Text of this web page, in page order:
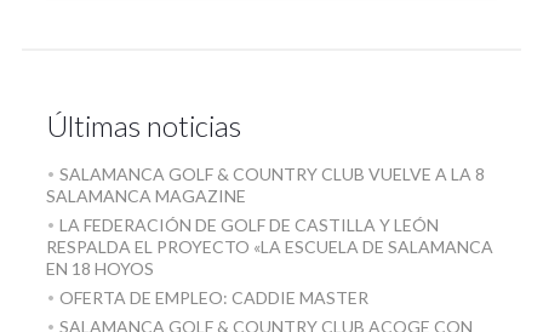
Últimas noticias
SALAMANCA GOLF & COUNTRY CLUB VUELVE A LA 8
SALAMANCA MAGAZINE
LA FEDERACIÓN DE GOLF DE CASTILLA Y LEÓN
RESPALDA EL PROYECTO «LA ESCUELA DE SALAMANCA
EN 18 HOYOS
OFERTA DE EMPLEO: CADDIE MASTER
SALAMANCA GOLF & COUNTRY CLUB ACOGE CON